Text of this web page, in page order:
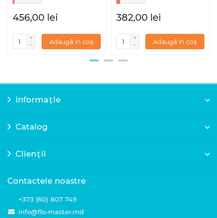
456,00 lei
Adaugă în coș
382,00 lei
Adaugă în coș
Informație
Catalog
Clienții
Contactele noastre
+373 (60) 807 749
info@flo-master.md